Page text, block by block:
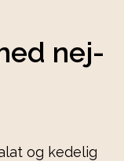
nej-
og kedelig